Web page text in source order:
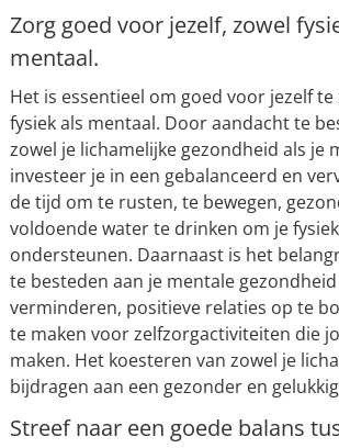
Zorg goed voor jezelf, zowel
mentaal.
Het is essentieel om goed voor jezelf te
fysiek als mentaal. Door aandacht te
zowel je lichamelijke gezondheid als je
investeer je in een gebalanceerd en
de tijd om te rusten, te bewegen,
voldoende water te drinken om je
ondersteunen. Daarnaast is het
te besteden aan je mentale
verminderen, positieve relaties op te
te maken voor zelfzorgactiviteiten die
maken. Het koesteren van zowel je
bijdragen aan een gezonder en
Streef naar een goede balans